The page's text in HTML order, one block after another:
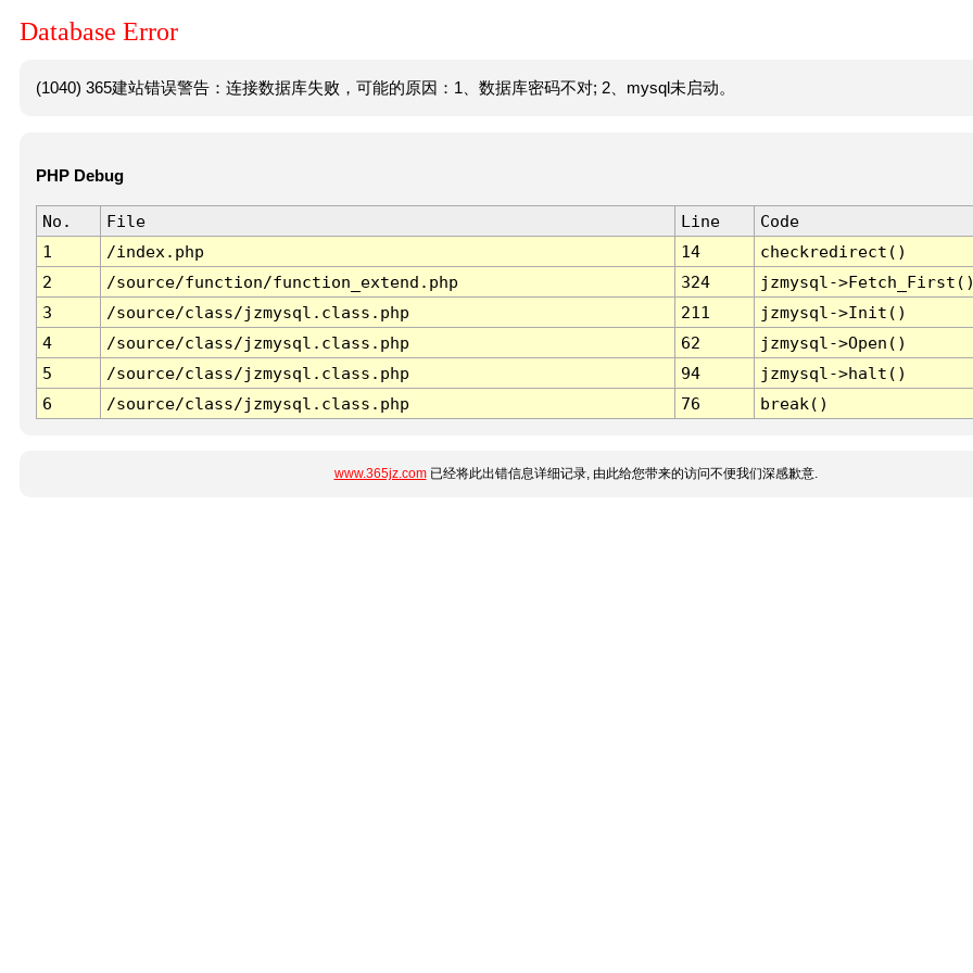
Database Error
(1040) 365建站错误警告：连接数据库失败，可能的原因：1、数据库密码不对; 2、mysql未启动。
PHP Debug
No. File Line
Code
1
/index.php 14
checkredirect()
2
/source/function/function_extend.php 324
jzmysql-
3
/source/class/jzmysql.class.php 211
jzmysql->Init()
4
/source/class/jzmysql.class.php 62
jzmysql->Open()
5
/source/class/jzmysql.class.php 94
jzmysql->halt()
6
/source/class/jzmysql.class.php 76 break()
www.365jz.com已经将此出错信息详细记录, 由此给您带来的访问不便我们深感歉意.